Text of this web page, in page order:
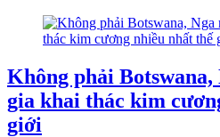
Không phải Botswana,
gia khai thác kim
giới